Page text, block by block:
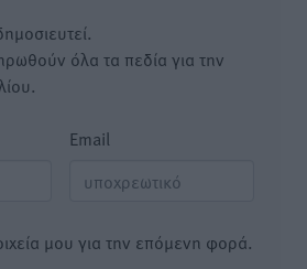
όλα τα πεδία για την
Email
μου για την επόμενη φορά.